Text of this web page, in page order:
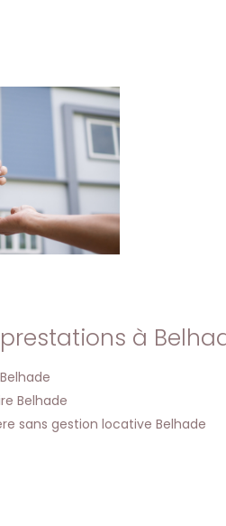
à
Belhade
sans gestion locative Belhade